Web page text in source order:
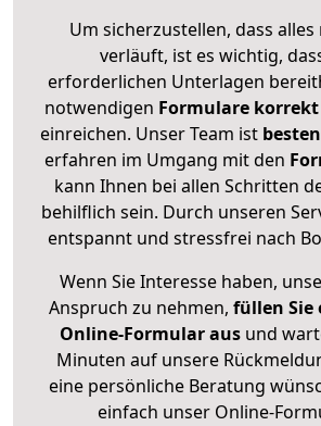
Um sicherzustellen, dass
verläuft, ist es wichtig,
erforderlichen Unterlagen
notwendigen Formulare korrekt
einreichen. Unser Team ist
erfahren im Umgang mit den
kann Ihnen bei allen Schritten
behilflich sein. Durch unseren
entspannt und stressfrei nach
Wenn Sie Interesse haben,
Anspruch zu nehmen, füllen Sie
Online-Formular ausund
Minuten auf unsere
eine persönliche Beratung
einfach unser Online-